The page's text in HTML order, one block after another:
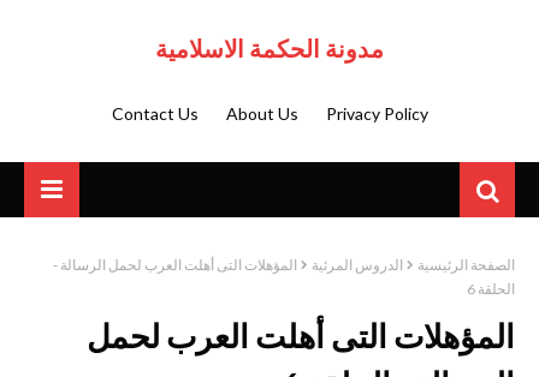
مدونة الحكمة الاسلامية
Privacy Policy
About Us
Contact Us
الصفحة الرئيسية الدروس المرئية
المؤهلات التى أهلت العرب لحمل الرسالة -
الحلقة 6
المؤهلات التى أهلت العرب لحمل